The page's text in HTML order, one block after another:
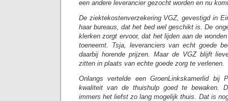
een andere leverancier gezocht worden en nu
De ziektekostenverzekering VGZ, gevestigd in
haar bureaus, dat het bed wel geschikt is. De
klerken zorgt ervoor, dat het lijden aan de
toeneemt. Tsja, leveranciers van echt goede
daarbij horende prijzen. Maar de VGZ blijft
zitten in plaats van echte goede zorg te verlenen.
Onlangs vertelde een GroenLinkskamerlid
kwaliteit van de thuishulp goed te bewaken.
immers het liefst zo lang mogelijk thuis. Dat is